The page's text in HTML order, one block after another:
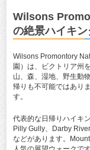
Wilsons
の絶景ハイキン
Wilsons Promontory
園）は、ビクトリア州
山、森、湿地、野生動
帰りも不可能ではあり
す。
代表的な日帰りハイキ
Pilly Gully、Darby
などがあります。